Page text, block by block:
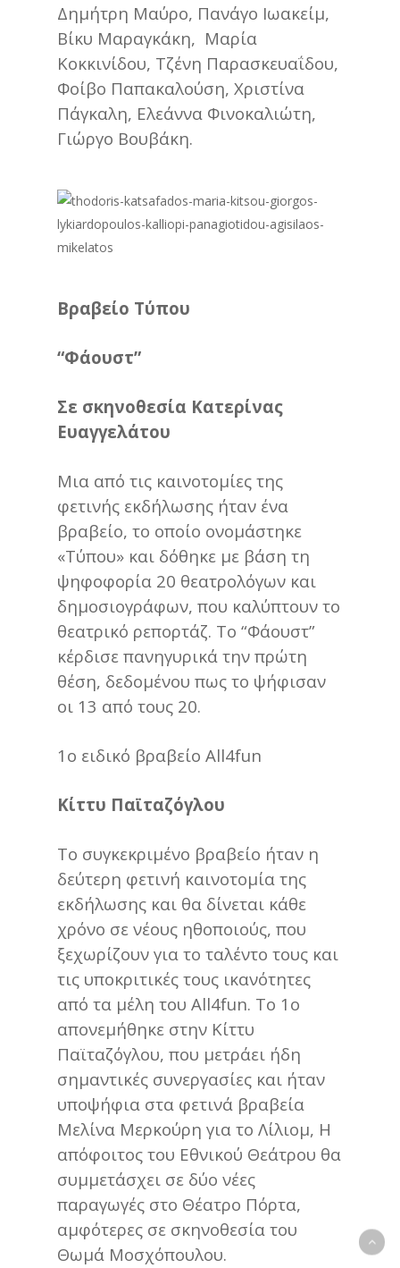
Δημήτρη Μαύρο, Πανάγο Ιωακείμ,
Βίκυ Μαραγκάκη, Μαρία
Κοκκινίδου, Τζένη Παρασκευαΐδου,
Φοίβο Παπακαλούση, Χριστίνα
Πάγκαλη, Ελεάννα Φινοκαλιώτη,
Γιώργο Βουβάκη.
Βραβείο Τύπου
“Φάουστ”
Σε σκηνοθεσία Κατερίνας
Ευαγγελάτου
Μια από τις καινοτομίες της
φετινής εκδήλωσης ήταν ένα
βραβείο, το οποίο ονομάστηκε
«Τύπου» και δόθηκε με βάση τη
ψηφοφορία 20 θεατρολόγων και
δημοσιογράφων, που καλύπτουν το
θεατρικό ρεπορτάζ. Το “Φάουστ”
κέρδισε πανηγυρικά την πρώτη
θέση, δεδομένου πως το ψήφισαν
οι 13 από τους 20.
1ο ειδικό βραβείο All4fun
Κίττυ Παϊταζόγλου
Το συγκεκριμένο βραβείο ήταν η
δεύτερη φετινή καινοτομία της
εκδήλωσης και θα δίνεται κάθε
χρόνο σε νέους ηθοποιούς, που
ξεχωρίζουν για το ταλέντο τους και
τις υποκριτικές τους ικανότητες
από τα μέλη του All4fun. Το 1ο
απονεμήθηκε στην Κίττυ
Παϊταζόγλου, που μετράει ήδη
σημαντικές συνεργασίες και ήταν
υποψήφια στα φετινά βραβεία
Μελίνα Μερκούρη για το Λίλιομ, Η
απόφοιτος του Εθνικού Θεάτρου θα
συμμετάσχει σε δύο νέες
παραγωγές στο Θέατρο Πόρτα,
αμφότερες σε σκηνοθεσία του
Θωμά Μοσχόπουλου.